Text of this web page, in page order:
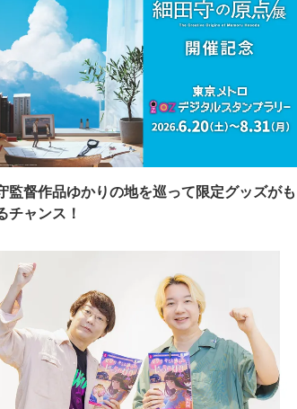
監督作品ゆかりの地を巡って限定グッズがも
チャンス！